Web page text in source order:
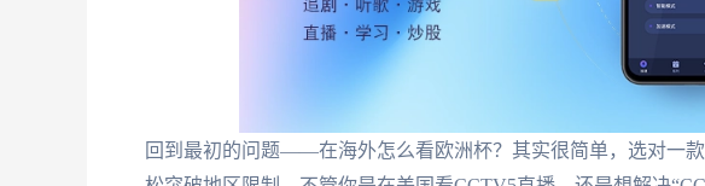
回到最初的问题——在海外怎么看欧洲杯？其实很简单，选对一